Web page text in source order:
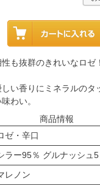
も抜群のきれいなロゼ！
い香りにミネラルのタ
わい。
商品情報
ゼ・辛口
ラー95％ グルナッシュ5
レノン